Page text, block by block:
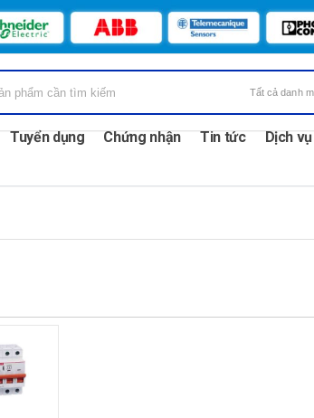
Tuyển dụng Chứng nhận Tin tức Dịch vụ